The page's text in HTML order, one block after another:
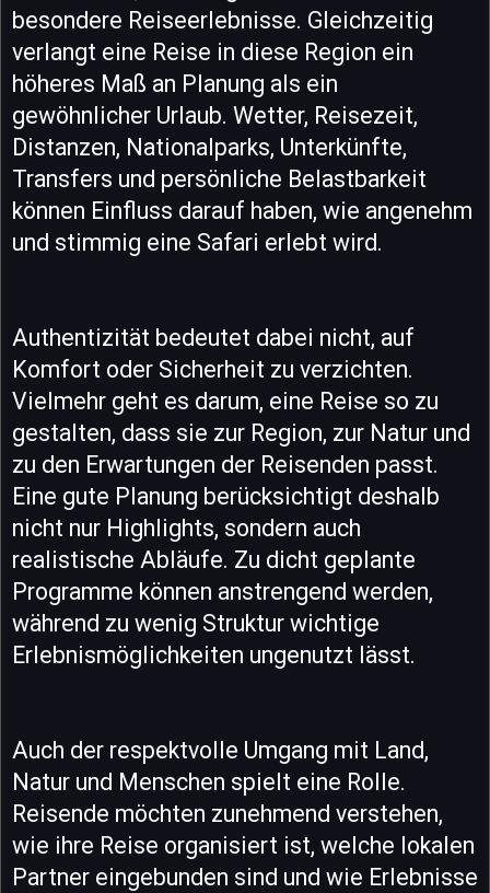
besondere Reiseerlebnisse. Gleichzeitig
verlangt eine Reise in diese Region ein
höheres Maß an Planung als ein
gewöhnlicher Urlaub. Wetter, Reisezeit,
Distanzen, Nationalparks, Unterkünfte,
Transfers und persönliche Belastbarkeit
können Einfluss darauf haben, wie angenehm
und stimmig eine Safari erlebt wird.
Authentizität bedeutet dabei nicht, auf
Komfort oder Sicherheit zu verzichten.
Vielmehr geht es darum, eine Reise so zu
gestalten, dass sie zur Region, zur Natur und
zu den Erwartungen der Reisenden passt.
Eine gute Planung berücksichtigt deshalb
nicht nur Highlights, sondern auch
realistische Abläufe. Zu dicht geplante
Programme können anstrengend werden,
während zu wenig Struktur wichtige
Erlebnismöglichkeiten ungenutzt lässt.
Auch der respektvolle Umgang mit Land,
Natur und Menschen spielt eine Rolle.
Reisende möchten zunehmend verstehen,
wie ihre Reise organisiert ist, welche lokalen
Partner eingebunden sind und wie Erlebnisse